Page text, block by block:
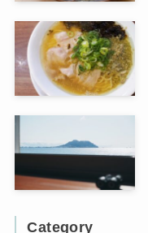
Category